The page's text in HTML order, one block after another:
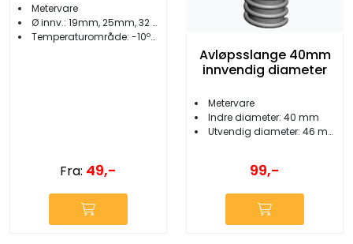
Metervare
Ø innv.: 19mm, 25mm, 32 mm
Temperaturområde: -10ºC til +60ºC
Fra: 49,-
Avløpsslange 40mm
innvendig diameter
Metervare
Indre diameter: 40 mm
Utvendig diameter: 46 mm
99,-